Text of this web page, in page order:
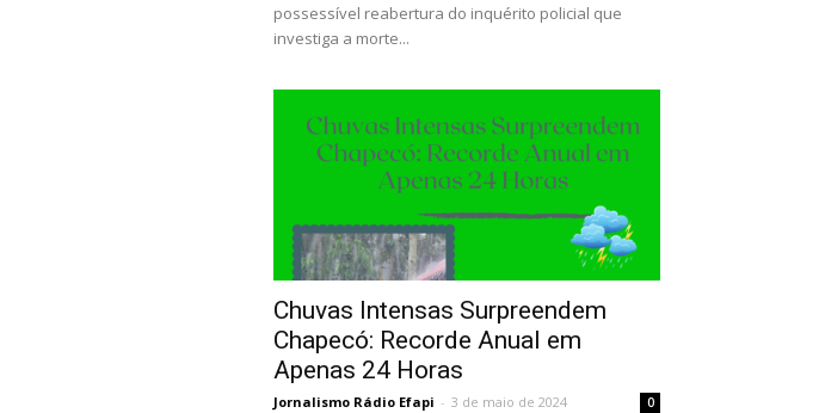
possessível reabertura do inquérito policial que
investiga a morte...
Chuvas Intensas Surpreendem
Chapecó: Recorde Anual em
Apenas 24 Horas
Jornalismo Rádio Efapi - 3 de maio de 2024 0